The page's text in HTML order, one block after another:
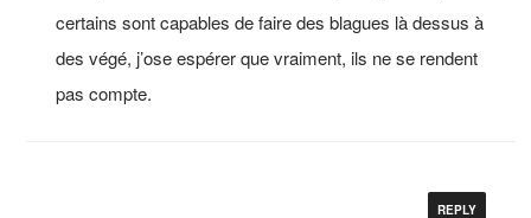
certains sont capables de faire des blagues là dessus à
des végé, j’ose espérer que vraiment, ils ne se rendent
pas compte.
REPLY